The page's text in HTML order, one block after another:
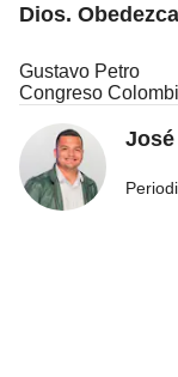
Dios.
Gustavo Petro
Congreso